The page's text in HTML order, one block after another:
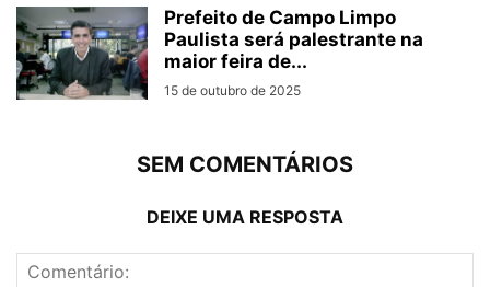
Prefeito de Campo Limpo
Paulista será palestrante na
maior feira de...
15 de outubro de 2025
SEM COMENTÁRIOS
DEIXE UMA RESPOSTA